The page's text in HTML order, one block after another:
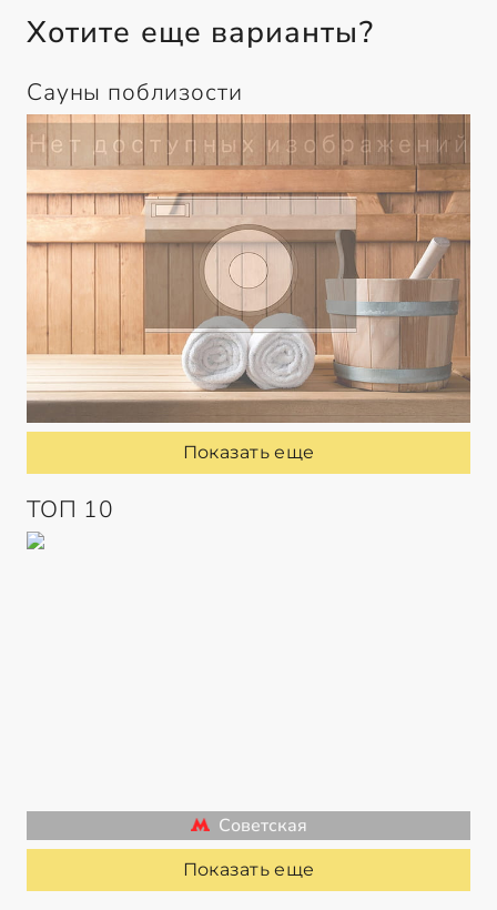
Хотите еще варианты?
Сауны поблизости
Показать еще
ТОП 10
Советская
Показать еще